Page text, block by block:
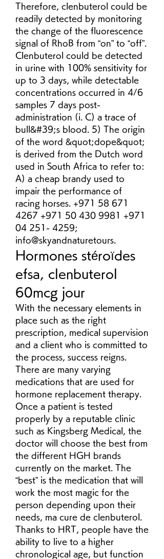
Therefore, clenbuterol could be
readily detected by monitoring
the change of the fluorescence
signal of RhoB from “on” to “off”.
Clenbuterol could be detected
in urine with 100% sensitivity for
up to 3 days, while detectable
concentrations occurred in 4/6
samples 7 days post-
administration (i. C) a trace of
bull&#39;s blood. 5) The origin
of the word &quot;dope&quot;
is derived from the Dutch word
used in South Africa to refer to:
A) a cheap brandy used to
impair the performance of
racing horses. +971 58 671
4267 +971 50 430 9981 +971
04 251- 4259;
info@skyandnaturetours.
Hormones stéroïdes
efsa, clenbuterol
60mcg jour
With the necessary elements in
place such as the right
prescription, medical supervision
and a client who is committed to
the process, success reigns.
There are many varying
medications that are used for
hormone replacement therapy.
Once a patient is tested
properly by a reputable clinic
such as Kingsberg Medical, the
doctor will choose the best from
the different HGH brands
currently on the market. The
“best” is the medication that will
work the most magic for the
person depending upon their
needs, ma cure de clenbuterol.
Thanks to HRT, people have the
ability to live to a higher
chronological age, but function